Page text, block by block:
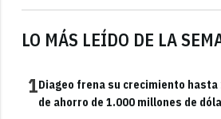
LO MÁS LEÍDO DE LA
1Diageo frena su crecimiento hasta
de ahorro de 1.000 millones de